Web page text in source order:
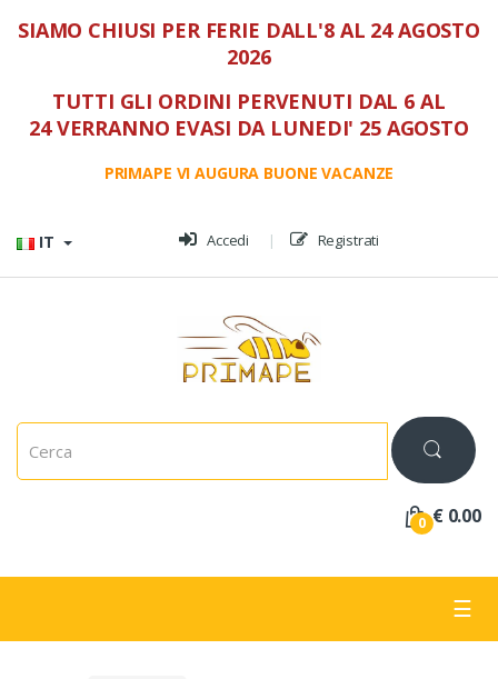
SIAMO CHIUSI PER FERIE DALL'8 AL 24 AGOSTO
2026
TUTTI GLI ORDINI PERVENUTI DAL 6 AL
24 VERRANNO EVASI DA LUNEDI' 25 AGOSTO
PRIMAPE VI AUGURA BUONE VACANZE
IT
Accedi Registrati
C
0 € 0.00
☰